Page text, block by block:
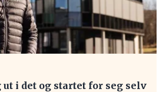
ut i det og startet for seg selv